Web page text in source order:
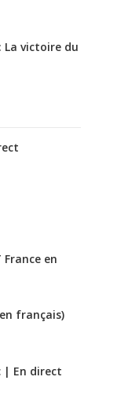
La victoire du
France en
français)
| En direct